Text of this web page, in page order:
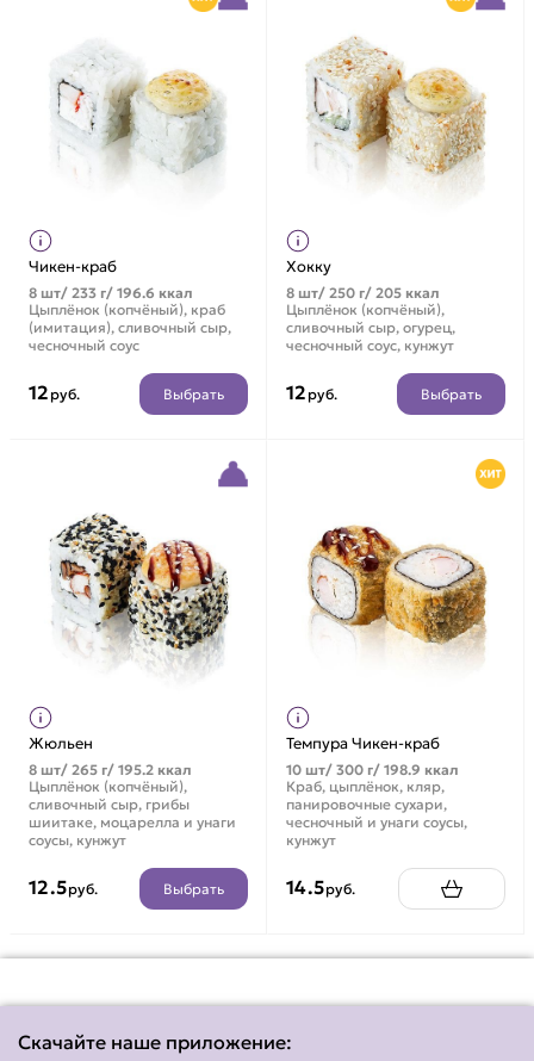
Чикен-краб
8 шт/ 233 г/ 196.6 ккал
Цыплёнок (копчёный), краб
(имитация), сливочный сыр,
чесночный соус
12 руб. Выбрать
Хокку
8 шт/ 250 г/ 205 ккал
Цыплёнок (копчёный),
сливочный сыр, огурец,
чесночный соус, кунжут
12 руб. Выбрать
Жюльен
8 шт/ 265 г/ 195.2 ккал
Цыплёнок (копчёный),
сливочный сыр, грибы
шиитаке, моцарелла и унаги
соусы, кунжут
12.5руб. Выбрать
Темпура Чикен-краб
10 шт/ 300 г/ 198.9 ккал
Краб, цыплёнок, кляр,
панировочные сухари,
чесночный и унаги соусы,
кунжут
14.5руб.
Скачайте наше приложение: